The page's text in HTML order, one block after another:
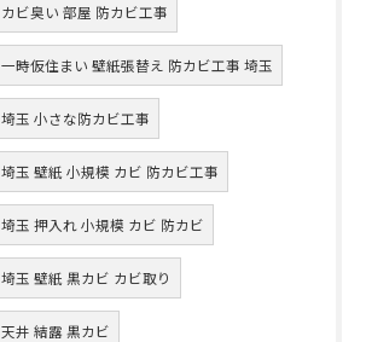
カビ臭い 部屋 防カビ工事
一時仮住まい 壁紙張替え 防カビ工事 埼玉
埼玉 小さな防カビ工事
埼玉 壁紙 小規模 カビ 防カビ工事
埼玉 押入れ 小規模 カビ 防カビ
埼玉 壁紙 黒カビ カビ取り
天井 結露 黒カビ